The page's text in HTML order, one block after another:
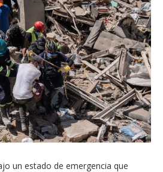
un estado de emergencia que